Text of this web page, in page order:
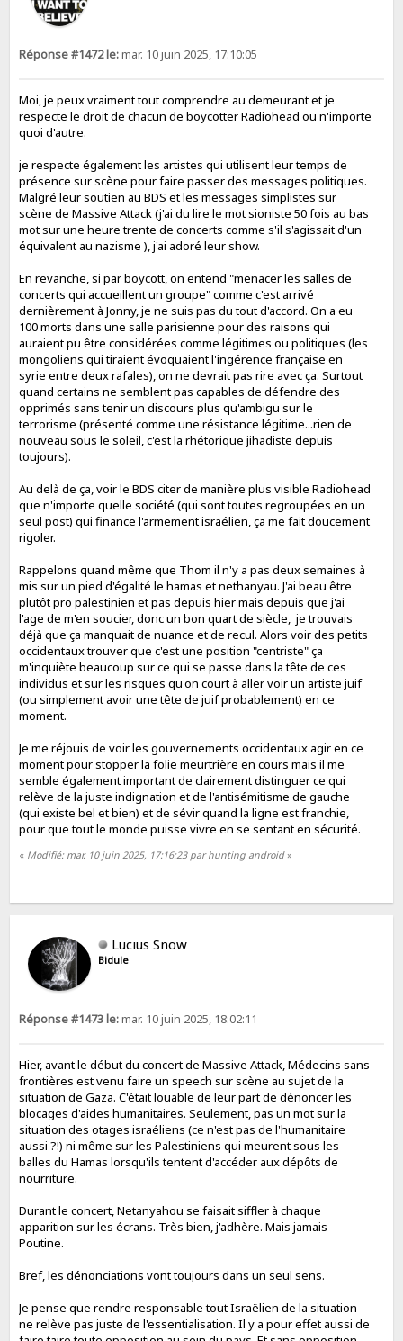
Réponse #1472 le:mar. 10 juin 2025, 17:10:05
Moi, je peux vraiment tout comprendre au demeurant et je
respecte le droit de chacun de boycotter Radiohead ou n'importe
quoi d'autre.
je respecte également les artistes qui utilisent leur temps de
présence sur scène pour faire passer des messages politiques.
Malgré leur soutien au BDS et les messages simplistes sur
scène de Massive Attack (j'ai du lire le mot sioniste 50 fois au bas
mot sur une heure trente de concerts comme s'il s'agissait d'un
équivalent au nazisme ), j'ai adoré leur show.
En revanche, si par boycott, on entend "menacer les salles de
concerts qui accueillent un groupe" comme c'est arrivé
dernièrement à Jonny, je ne suis pas du tout d'accord. On a eu
100 morts dans une salle parisienne pour des raisons qui
auraient pu être considérées comme légitimes ou politiques (les
mongoliens qui tiraient évoquaient l'ingérence française en
syrie entre deux rafales), on ne devrait pas rire avec ça. Surtout
quand certains ne semblent pas capables de défendre des
opprimés sans tenir un discours plus qu'ambigu sur le
terrorisme (présenté comme une résistance légitime...rien de
nouveau sous le soleil, c'est la rhétorique jihadiste depuis
toujours).
Au delà de ça, voir le BDS citer de manière plus visible Radiohead
que n'importe quelle société (qui sont toutes regroupées en un
seul post) qui finance l'armement israélien, ça me fait doucement
rigoler.
Rappelons quand même que Thom il n'y a pas deux semaines à
mis sur un pied d'égalité le hamas et nethanyau. J'ai beau être
plutôt pro palestinien et pas depuis hier mais depuis que j'ai
l'age de m'en soucier, donc un bon quart de siècle, je trouvais
déjà que ça manquait de nuance et de recul. Alors voir des petits
occidentaux trouver que c'est une position "centriste" ça
m'inquiète beaucoup sur ce qui se passe dans la tête de ces
individus et sur les risques qu'on court à aller voir un artiste juif
(ou simplement avoir une tête de juif probablement) en ce
moment.
Je me réjouis de voir les gouvernements occidentaux agir en ce
moment pour stopper la folie meurtrière en cours mais il me
semble également important de clairement distinguer ce qui
relève de la juste indignation et de l'antisémitisme de gauche
(qui existe bel et bien) et de sévir quand la ligne est franchie,
pour que tout le monde puisse vivre en se sentant en sécurité.
« Modifié: mar. 10 juin 2025, 17:16:23 par hunting android»
Lucius Snow
Bidule
Réponse #1473 le:mar. 10 juin 2025, 18:02:11
Hier, avant le début du concert de Massive Attack, Médecins sans
frontières est venu faire un speech sur scène au sujet de la
situation de Gaza. C'était louable de leur part de dénoncer les
blocages d'aides humanitaires. Seulement, pas un mot sur la
situation des otages israéliens (ce n'est pas de l'humanitaire
aussi ?!) ni même sur les Palestiniens qui meurent sous les
balles du Hamas lorsqu'ils tentent d'accéder aux dépôts de
nourriture.
Durant le concert, Netanyahou se faisait siffler à chaque
apparition sur les écrans. Très bien, j'adhère. Mais jamais
Poutine.
Bref, les dénonciations vont toujours dans un seul sens.
Je pense que rendre responsable tout Israëlien de la situation
ne relève pas juste de l'essentialisation. Il y a pour effet aussi de